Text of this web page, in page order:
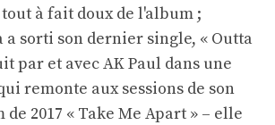
à fait doux de l'album ;
a sorti son dernier single, « Outta
par et avec AK Paul dans une
remonte aux sessions de son
2017 « Take Me Apart » – elle